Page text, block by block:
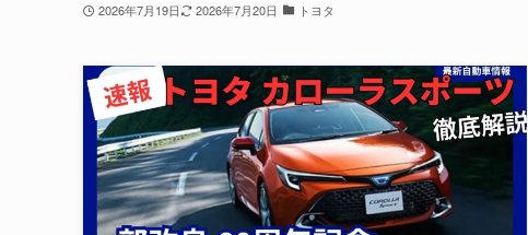
2026年7月19日 2026年7月20日 トヨタ